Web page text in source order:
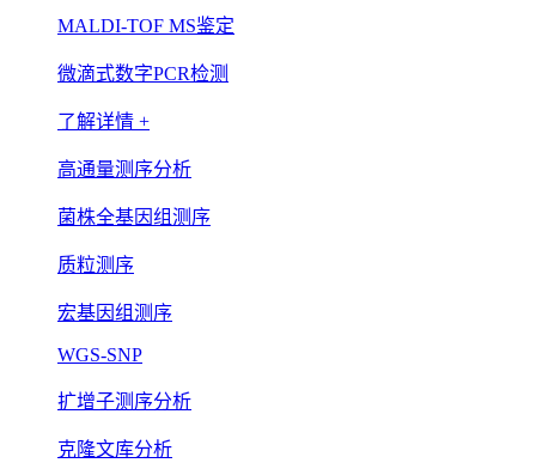
MALDI-TOF MS鉴定
微滴式数字PCR检测
了解详情 +
高通量测序分析
菌株全基因组测序
质粒测序
宏基因组测序
WGS-SNP
扩增子测序分析
克隆文库分析